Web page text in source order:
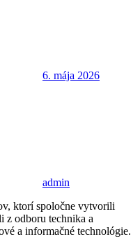
6. mája 2026
admin
ktorí spoločne vytvorili
z odboru technika a
a informačné technológie.